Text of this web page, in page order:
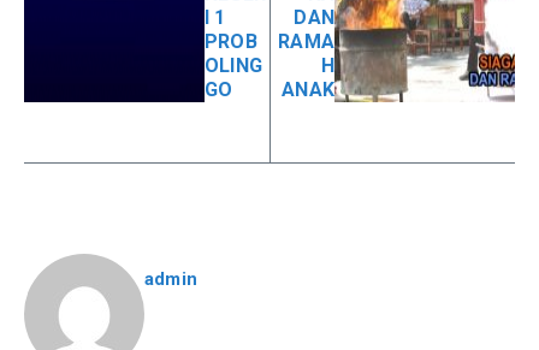
I 1
PROB
OLING
GO
DAN
RAMA
H
ANAK
admin